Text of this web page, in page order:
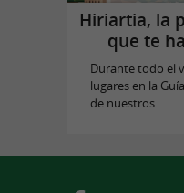
Hiriartia, la
que te
Durante todo el
lugares en la
de nuestros ...